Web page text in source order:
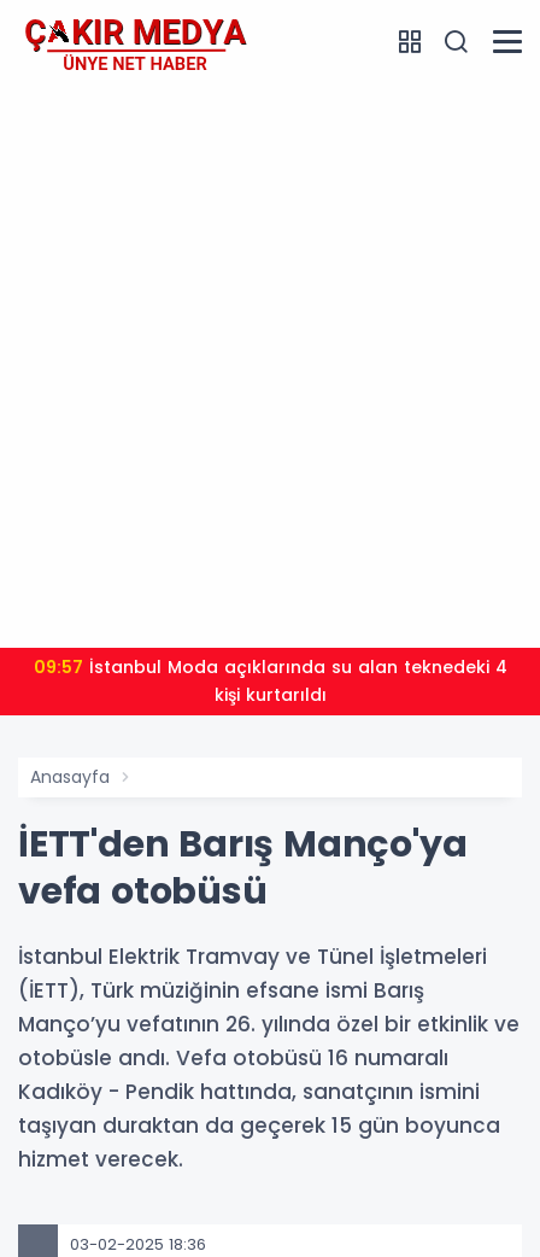
09:57
kişi kurtarıldı
Anasayfa
İETT'den Barış Manço'ya
vefa otobüsü
İstanbul Elektrik Tramvay ve Tünel İşletmeleri
(İETT), Türk müziğinin efsane ismi Barış
Manço’yu vefatının 26. yılında özel bir etkinlik ve
otobüsle andı. Vefa otobüsü 16 numaralı
Kadıköy - Pendik hattında, sanatçının ismini
taşıyan duraktan da geçerek 15 gün boyunca
hizmet verecek.
03-02-2025 18:36